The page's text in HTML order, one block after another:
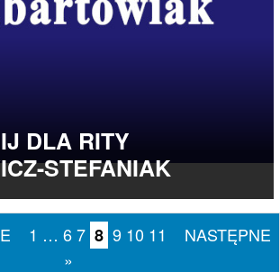
DLA RITY
STEFANIAK
1 … 6 7 8 9 10 11
NASTĘPNE
»